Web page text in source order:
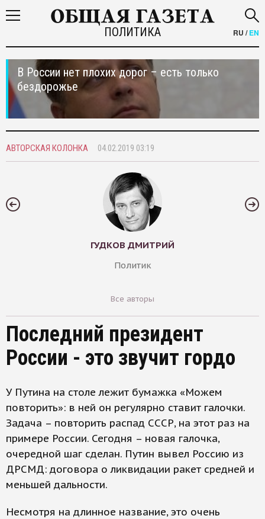
ПОЛИТИКА RU /EN
В России нет плохих дорог – есть только
бездорожье
АВТОРСКАЯ КОЛОНКА 04.02.2019 03:19
ГУДКОВ ДМИТРИЙ
Политик
Все авторы
Последний президент
России - это звучит гордо
У Путина на столе лежит бумажка «Можем
повторить»: в ней он регулярно ставит галочки.
Задача – повторить распад СССР, на этот раз на
примере России. Сегодня – новая галочка,
очередной шаг сделан. Путин вывел Россию из
ДРСМД: договора о ликвидации ракет средней и
меньшей дальности.
Несмотря на длинное название, это очень